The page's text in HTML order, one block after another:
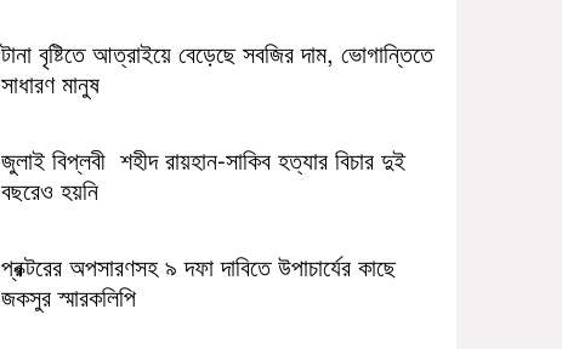
টানা বৃষ্টিতে আত্রাইয়ে বেড়েছে সবজির দাম, ভোগান্তিতে
সাধারণ মানুষ
জুলাই বিপ্লবী শহীদ রায়হান-সাকিব হত্যার বিচার দুই
বছরেও হয়নি
প্রক্টরের অপসারণসহ ৯ দফা দাবিতে উপাচার্যের কাছে
জকসুর স্মারকলিপি